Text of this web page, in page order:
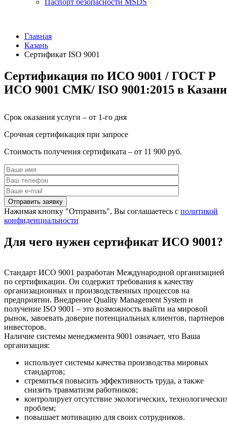
Паспорт безопасности MSDS
Главная
Казань
Сертификат ISO 9001
Сертификация по ИСО 9001 / ГОСТ Р
ИСО 9001 СМК/ ISO 9001:2015 в Казани
Срок оказания услуги – от 1-го дня
Срочная сертификация при запросе
Стоимость получения сертификата – от 11 900 руб.
Нажимая кнопку "Отправить", Вы соглашаетесь с политикой
конфиденциальности
Для чего нужен сертификат ИСО 9001?
Стандарт ИСО 9001 разработан Международной организацией
по сертификации. Он содержит требования к качеству
организационных и производственных процессов на
предприятии. Внедрение Quality Management System и
получение ISO 9001 – это возможность выйти на мировой
рынок, завоевать доверие потенциальных клиентов, партнеров
инвесторов.
Наличие системы менеджмента 9001 означает, что Ваша
организация:
использует системы качества производства мировых
стандартов;
стремиться повысить эффективность труда, а также
снизить травматизм работников;
контролирует отсутствие экологических,
проблем;
повышает мотивацию для своих сотрудников.